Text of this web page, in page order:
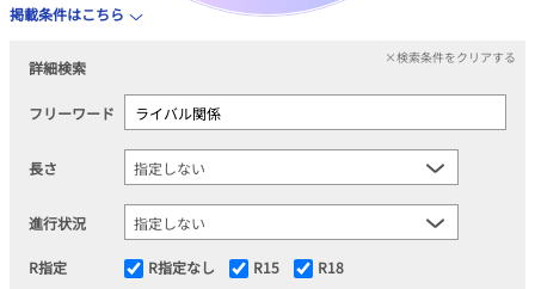
掲載条件はこちら
詳細検索
×検索条件をクリアする
フリーワード
長さ
進行状況
R指定 R指定なし R15 R18